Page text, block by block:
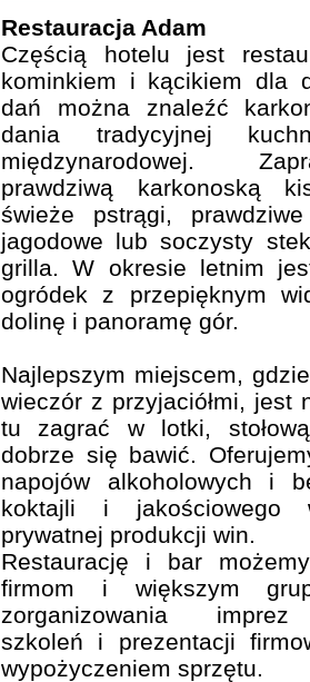
Restauracja Adam
Częścią hotelu jest
kominkiem i kącikiem dla
dań można znaleźć
dania tradycyjnej
międzynarodowej.
prawdziwą karkonoską
świeże pstrągi,
jagodowe lub soczysty
grilla. W okresie letnim
ogródek z przepięknym
dolinę i panoramę gór.
Najlepszym miejscem,
wieczór z przyjaciółmi, jest
tu zagrać w lotki,
dobrze się bawić.
napojów alkoholowych i
koktajli i jakościowego
prywatnej produkcji win.
Restaurację i bar
firmom i większym
zorganizowania imprez
szkoleń i prezentacji
wypożyczeniem sprzętu.